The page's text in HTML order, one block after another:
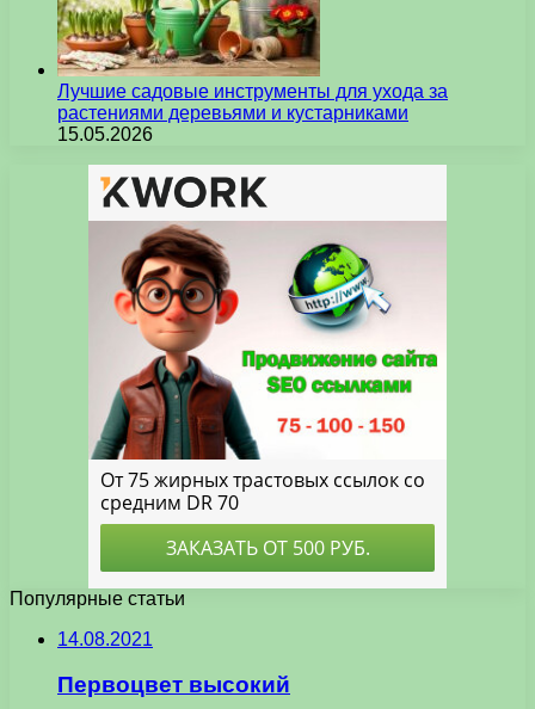
Лучшие садовые инструменты для ухода за
растениями деревьями и кустарниками
15.05.2026
Популярные статьи
14.08.2021
Первоцвет высокий